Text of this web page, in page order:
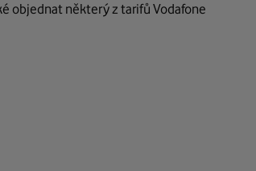
objednat některý z tarifů Vodafone